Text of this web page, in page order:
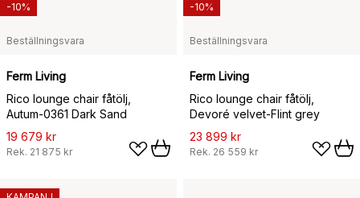
Beställningsvara
Ferm Living
Rico lounge chair fåtölj,
Autum-0361 Dark Sand
19 679 kr
Rek. 21 875 kr
-10%
Beställningsvara
Ferm Living
Rico lounge chair fåtölj,
Devoré velvet-Flint grey
23 899 kr
Rek. 26 559 kr
-10%